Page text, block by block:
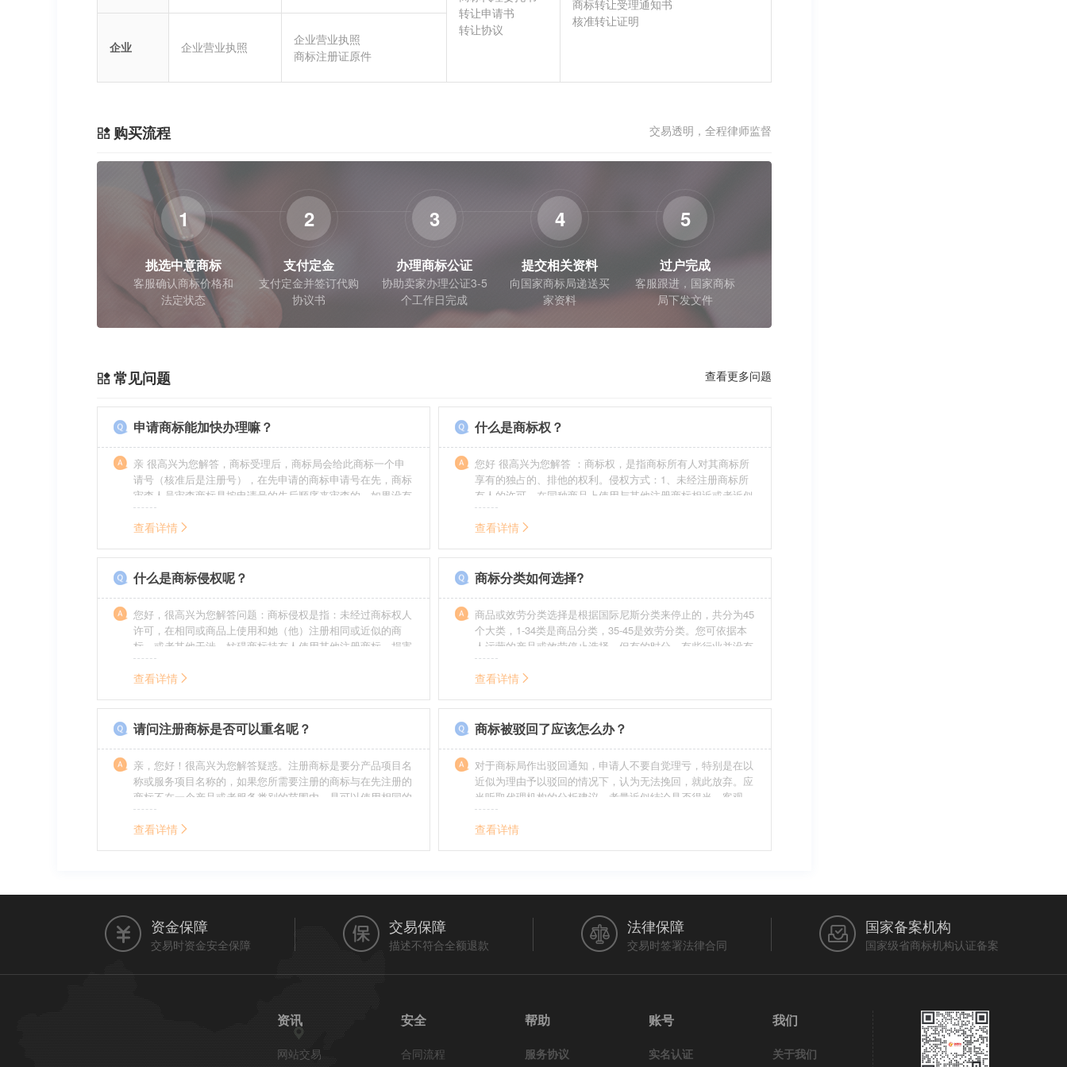
转让申请书
转让协议
商标转让受理通知书
核准转让证明
企业
企业营业执照
企业营业执照
商标注册证原件
购买流程 交易透明，全程律师监督
1
挑选中意商标
客服确认商标价格和
法定状态
2
支付定金
支付定金并签订代购
协议书
3
办理商标公证
协助卖家办理公证3-5
个工作日完成
4
提交相关资料
向国家商标局递送买
家资料
5
过户完成
客服跟进，国家商标
局下发文件
常见问题 查看更多问题
申请商标能加快办理嘛？
亲 很高兴为您解答，商标受理后，商标局会给此商标一个申
请号（核准后是注册号），在先申请的商标申请号在先，商标
审查人员审查商标是按申请号的先后顺序来审查的，如果没有
特殊情况（受理案件需要，被异议等），不会延迟也不会提
前。
查看详情
什么是商标权？
您好 很高兴为您解答 ：商标权，是指商标所有人对其商标所
享有的独占的、排他的权利。侵权方式：1、未经注册商标所
有人的许可，在同种商品上使用与其他注册商标相近或者近似
的商标。2、销售明知是假冒注册商标的商品。3、伪造、擅自
制造他人注册商标标识或者销售伪造、擅自制造的注册商标标
给他人注册商标专用权造成其他损害。
查看详情
什么是商标侵权呢？
您好，很高兴为您解答问题：商标侵权是指：未经过商标权人
许可，在相同或商品上使用和她（他）注册相同或近似的商
标，或者其他干涉、妨碍商标持有人使用其他注册商标，损害
商标持有人合法权益的其他行为。侵权的人通常需要承担侵权
的责任，明知侵权的行为的人要承担赔偿的责任。情节严重
查看详情
商标分类如何选择?
商品或效劳分类选择是根据国际尼斯分类来停止的，共分为45
个大类，1-34类是商品分类，35-45是效劳分类。您可依据本
人运营的产品或效劳停止选择。但有的时分，有些行业并没有
在分类表中明白列出，而且也无法由一个分类就完整包含进
去，这就呈现了跨类别的状况，对这样的行业要特别留意，假
无法全面的停止维护。
查看详情
请问注册商标是否可以重名呢？
亲，您好！很高兴为您解答疑惑。注册商标是要分产品项目名
称或服务项目名称的，如果您所需要注册的商标与在先注册的
商标不在一个产品或者服务类别的范围内，是可以使用相同的
名称的。希望我的回答能帮到您。
查看详情
商标被驳回了应该怎么办？
对于商标局作出驳回通知，申请人不要自觉理亏，特别是在以
近似为理由予以驳回的情况下，认为无法挽回，就此放弃。应
当听取代理机构的分析建议，考量近似结论是否得当、客观，
最终决定是选择放弃还是进行复审，从而最大限度的维护自身
利益（很多商标最后取得成功都是复审争取来的，审查员作出
查看详情
资金保障
交易时资金安全保障
交易保障
描述不符合全额退款
法律保障
交易时签署法律合同
国家备案机构
国家级省商标机构认证备案
资讯
网站交易
安全
合同流程
帮助
服务协议
账号
实名认证
我们
关于我们